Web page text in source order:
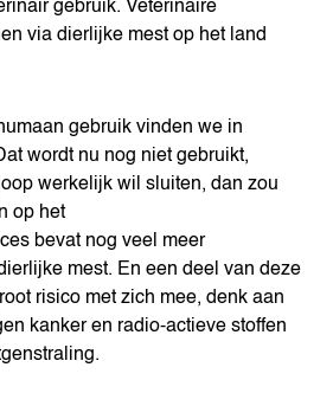
gebruik. Veterinaire
via dierlijke mest op het land
gebruik vinden we in
wordt nu nog niet gebruikt,
werkelijk wil sluiten, dan zou
op het
bevat nog veel meer
mest. En een deel van deze
risico met zich mee, denk aan
kanker en radio-actieve stoffen